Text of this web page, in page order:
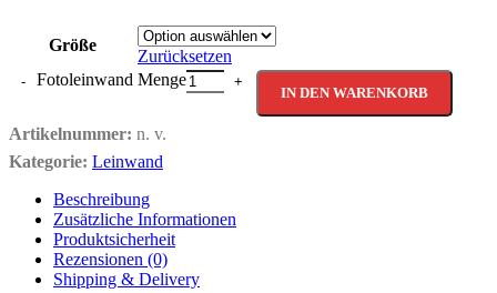
Größe
Zurücksetzen
Fotoleinwand Menge
IN DEN WARENKORB
Artikelnummer: n. v.
Kategorie: Leinwand
Beschreibung
Zusätzliche Informationen
Produktsicherheit
Rezensionen (0)
Shipping & Delivery